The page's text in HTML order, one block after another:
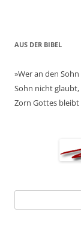
AUS DER BIBEL
»Wer an den
Sohn nicht
Zorn Gottes bleibt
nach: